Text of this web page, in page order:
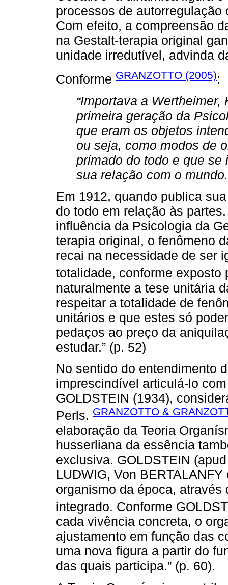
processos de autorregulação
Com efeito, a compreensão
na Gestalt-terapia original
unidade irredutível, advinda
Conforme GRANZOTTO (2005):
“Importava a
primeira geração da
que eram os objetos
ou seja, como modos de
primado do todo e que
sua relação com o
Em 1912, quando publica
do todo em relação às
influência da Psicologia da
terapia original, o fenômeno
recai na necessidade de ser
totalidade, conforme exposto
naturalmente a tese unitária
respeitar a totalidade de
unitários e que estes só
pedaços ao preço da
estudar.” (p. 52)
No sentido do entendimento
imprescindível articulá-lo
GOLDSTEIN (1934),
Perls. GRANZOTTO &
elaboração da Teoria
husserliana da essência
exclusiva. GOLDSTEIN
LUDWIG, Von
organismo da época,
integrado. Conforme
cada vivência concreta, o
ajustamento em função das
uma nova figura a partir do
das quais participa.” (p. 60).